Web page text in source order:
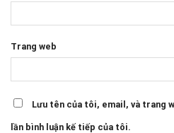
Trang web
Lưu tên của tôi, email, và trang
lần bình luận kế tiếp của tôi.